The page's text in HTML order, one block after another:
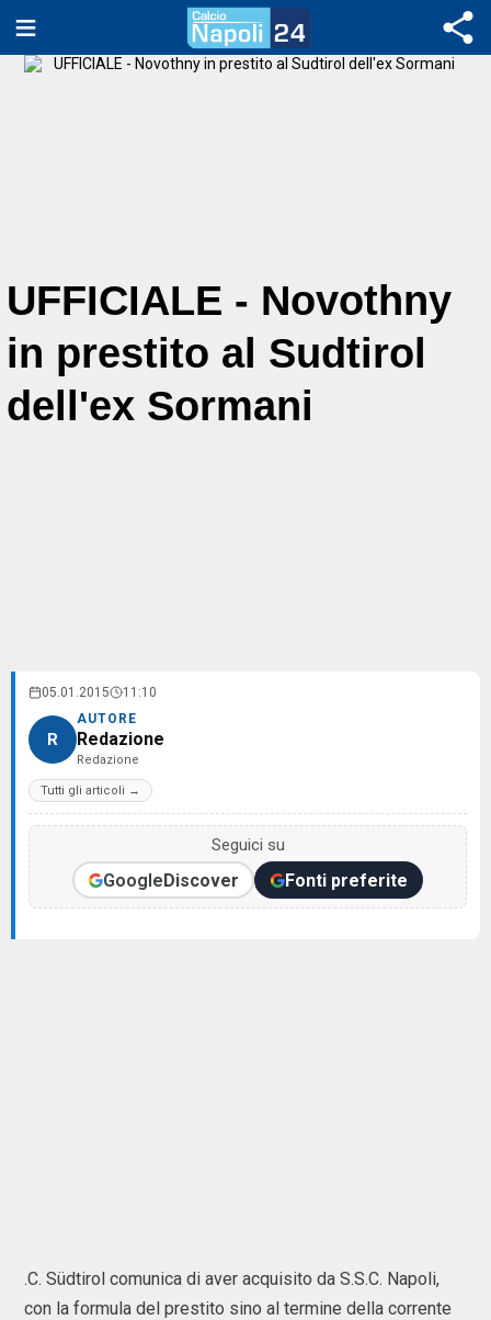
UFFICIALE - Novothny
in prestito al Sudtirol
dell'ex Sormani
05.01.2015 11:10
R
AUTORE
Redazione
Redazione
Tutti gli articoli →
Seguici su
GoogleDiscover Fonti preferite
.C. Südtirol comunica di aver acquisito da S.S.C. Napoli,
con la formula del prestito sino al termine della corrente